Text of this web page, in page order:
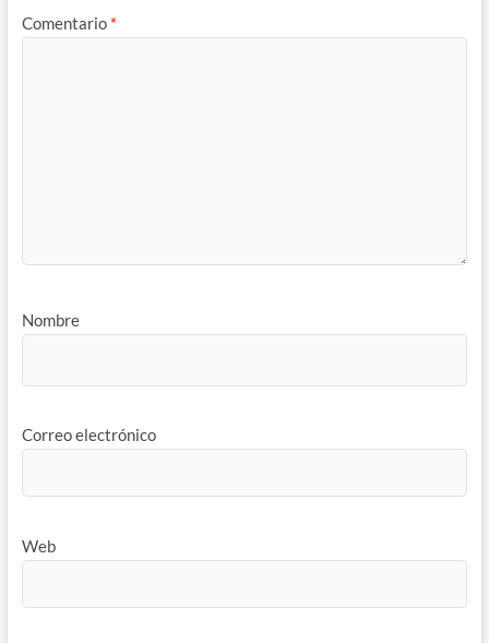
Comentario *
Nombre
Correo electrónico
Web